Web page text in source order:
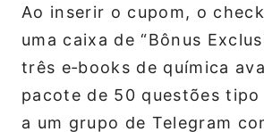
Ao inserir o cupom, o
uma caixa de “Bônus
três e‑books de química
pacote de 50 questões tipo
a um grupo de Telegram